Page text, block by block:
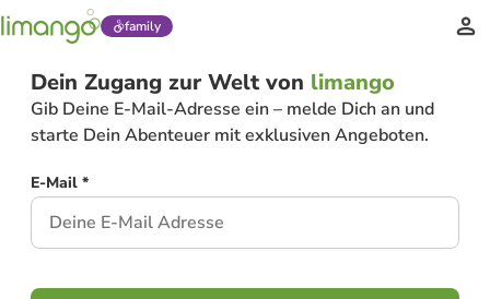
family
Dein Zugang zur Welt von limango
Gib Deine E-Mail-Adresse ein – melde Dich an und
starte Dein Abenteuer mit exklusiven Angeboten.
E-Mail *